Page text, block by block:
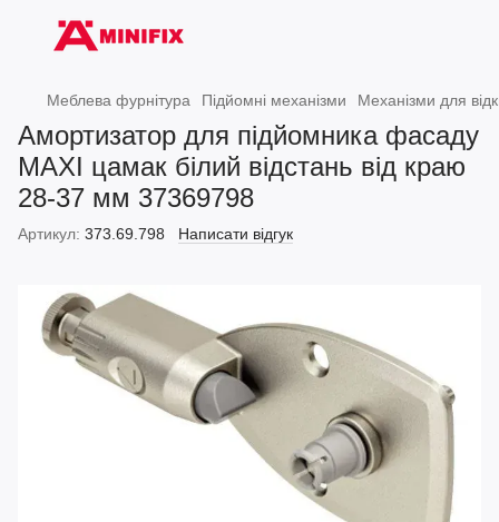
Меблева фурнітура Підйомні механізми Механізми для
Амортизатор для підйомника фасаду
MAXI цамак білий відстань від краю
28-37 мм 37369798
Артикул: 373.69.798 Написати відгук